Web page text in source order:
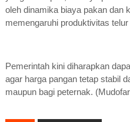
oleh dinamika biaya pakan dan
memengaruhi produktivitas
Pemerintah kini diharapkan
agar harga pangan tetap stabil
maupun bagi peternak.